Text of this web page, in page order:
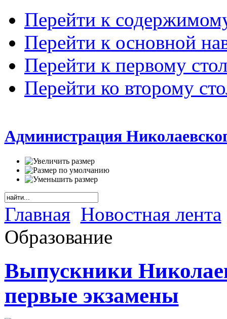
Перейти к
Перейти к основной
Перейти к первому
Перейти ко второму
Администрация
Главная Новостная лента
Образование
Выпускники
первые экзамены